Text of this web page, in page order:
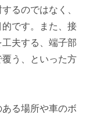
るのではなく、
です。また、接
夫する、端子部
う、といった方
る場所や車のボ